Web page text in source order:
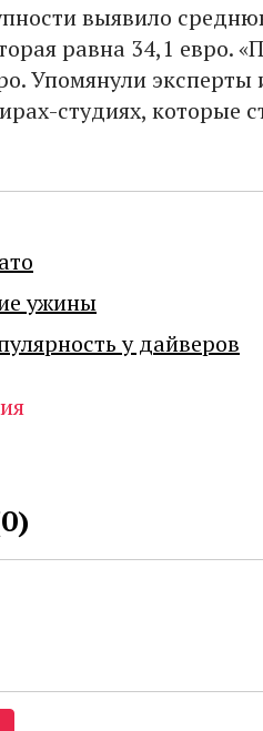
выявило
равна 34,1 евро.
Упомянули эксперты
студиях, которые
ужины
у дайверов
0)